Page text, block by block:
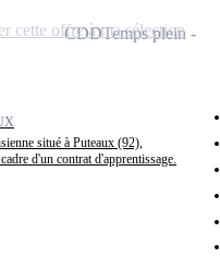
situé à Puteaux (92),
d'un contrat d'apprentissage.
CDDTemps plein
cette offre à ma sélection